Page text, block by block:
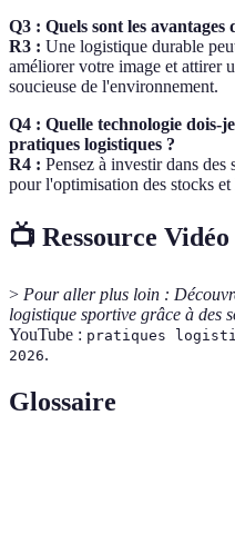
Q3 : Quels sont les
R3 : Une logistique durable
améliorer votre image et attirer
soucieuse de l'environnement.
Q4 : Quelle technologie dois-
pratiques logistiques ?
R4 : Pensez à investir dans
pour l'optimisation des stocks
📺 Ressource Vidéo
> Pour aller plus loin :
logistique sportive grâce à des
YouTube : pratiques
2026.
Glossaire